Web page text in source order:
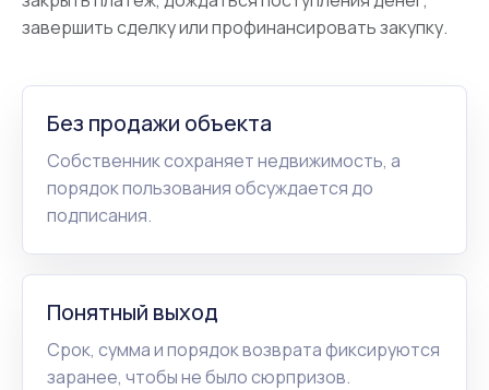
завершить сделку или профинансировать закупку.
Без продажи объекта
Собственник сохраняет недвижимость, а
порядок пользования обсуждается до
подписания.
Понятный выход
Срок, сумма и порядок возврата фиксируются
заранее, чтобы не было сюрпризов.